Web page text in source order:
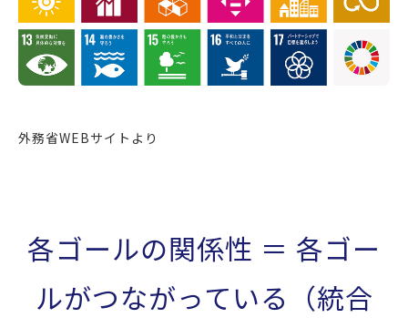
外務省WEBサイトより
各ゴールの関係性 ＝ 各ゴー
ルがつながっている（統合